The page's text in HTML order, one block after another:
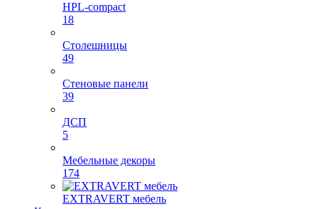
HPL-compact
18
Столешницы
49
Стеновые панели
39
ДСП
5
Мебельные декоры
174
EXTRAVERT мебель